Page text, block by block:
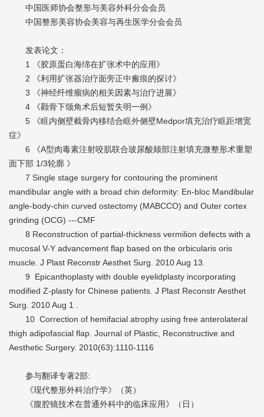
中国医师协会整形与美容外科分会会员
中国整形美容协会美容与再生医学分会会员
发表论文：
1 《胶原蛋白海绵在扩张术中的应用》
2 《利用扩张器治疗面旁正中瘢痕的探讨》
3 《神经纤维瘤病的相关因素与治疗进展》
4 《颧骨下颌角术后短暂失明一例》
5 《眶内侧壁截骨内移结合眶外侧壁Medpor填充治疗眶距增宽
症》
6 《A型肉毒素注射咬肌联合玻尿酸颏部注射填充微整形术重塑
面下部 1/3轮廓 》
7 Single stage surgery for contouring the prominent
mandibular angle with a broad chin deformity: En-bloc Mandibular
angle-body-chin curved ostectomy (MABCCO) and Outer cortex
grinding (OCG) ---CMF
8 Reconstruction of partial-thickness vermilion defects with a
mucosal V-Y advancement flap based on the orbicularis oris
muscle. J Plast Reconstr Aesthet Surg. 2010 Aug 13.
9 Epicanthoplasty with double eyelidplasty incorporating
modified Z-plasty for Chinese patients. J Plast Reconstr Aesthet
Surg. 2010 Aug 1 .
10 Correction of hemifacial atrophy using free anterolateral
thigh adipofascial flap. Journal of Plastic, Reconstructive and
Aesthetic Surgery. 2010(63):1110-1116
参与翻译专著2部:
《现代整形外科治疗学》（英）
《腹腔镜技术在普通外科中的临床应用》（日）